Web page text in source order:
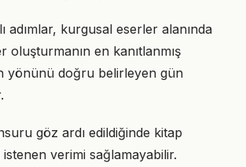
adımlar, kurgusal eserler alanında
oluşturmanın en kanıtlanmış
yönünü doğru belirleyen gün
göz ardı edildiğinde kitap
verimi sağlamayabilir.